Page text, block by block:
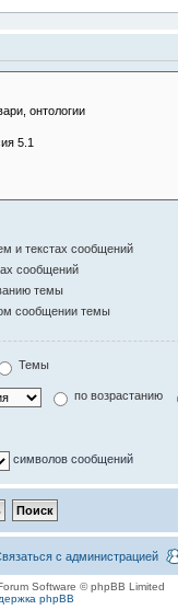
и текстах сообщений
сообщений
темы
сообщении темы
Темы
по возрастанию
символов сообщений
с администрацией
Software © phpBB Limited
phpBB